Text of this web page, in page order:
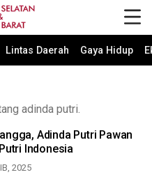
Lintas Daerah Gaya Hidup
adinda putri.
Adinda Putri Pawan
Indonesia
2025